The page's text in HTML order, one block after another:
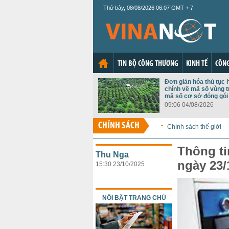
Thứ bảy, 08/08/2026 06:07 GMT + 7
TIN BỘ CÔNG THƯƠNG KINH TẾ
Đơn giản hóa thủ tục
chính về mã số vùng
mã số cơ sở đóng gói
09:06 04/08/2026
CHÍNH SÁCH Chính sách thế giới
Thông
ngày 23/
Thu Nga
15:30 23/10/2025
NỔI BẬT TRANG CHỦ